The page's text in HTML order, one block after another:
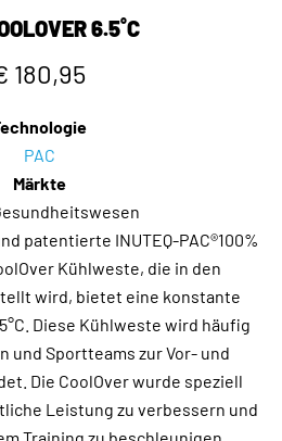
Zugang zu einer Kühlung
der sich nicht vermeiden
einzige Lösung. Tragen Sie
auf Reisen in einer Insulin-
Insulin sicher und kühl zu halten.
hält das verwendete
Kühltemperatur von 15 Grad
Tag lang kühl und sicher.
6.5˚C
180,95
PAC
Märkte
patentierte INUTEQ-PAC®100%
Kühlweste, die in den
wird, bietet eine konstante
Diese Kühlweste wird häufig
und Sportteams zur Vor- und
Die CoolOver wurde speziell
Leistung zu verbessern und